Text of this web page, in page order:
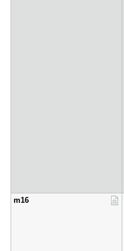
m16